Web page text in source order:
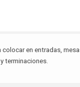
en entradas,
terminaciones.